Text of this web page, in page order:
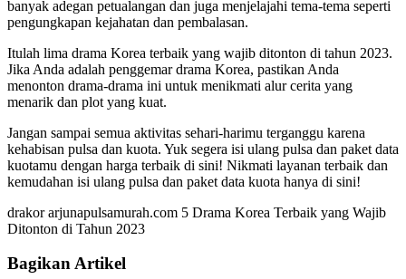
banyak adegan petualangan dan juga menjelajahi tema-tema seperti
pengungkapan kejahatan dan pembalasan.
Itulah lima drama Korea terbaik yang wajib ditonton di tahun 2023.
Jika Anda adalah penggemar drama Korea, pastikan Anda
menonton drama-drama ini untuk menikmati alur cerita yang
menarik dan plot yang kuat.
Jangan sampai semua aktivitas sehari-harimu terganggu karena
kehabisan pulsa dan kuota. Yuk segera isi ulang pulsa dan paket data
kuotamu dengan harga terbaik di sini! Nikmati layanan terbaik dan
kemudahan isi ulang pulsa dan paket data kuota hanya di sini!
drakor arjunapulsamurah.com 5 Drama Korea Terbaik yang Wajib
Ditonton di Tahun 2023
Bagikan Artikel